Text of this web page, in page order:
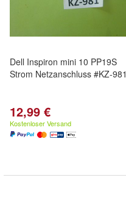
Dell Inspiron mini 10 PP19S
Strom Netzanschluss #KZ-981
12,99 €
Kostenloser Versand